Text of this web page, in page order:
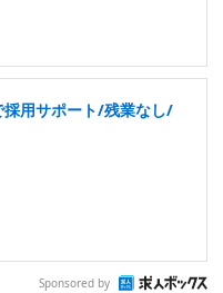
用サポート/残業なし/
Sponsored by